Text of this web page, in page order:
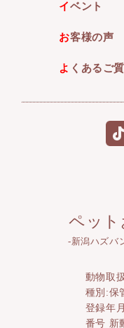
イベント
お客様の声
よくあるご
ペット
-新潟ハズバ
動物取
種別:保
登録年
番号 新